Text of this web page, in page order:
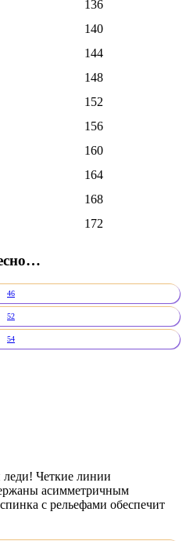
136
140
144
148
152
156
160
164
168
172
46
52
54
Четкие линии
асимметричным
с рельефами обеспечит